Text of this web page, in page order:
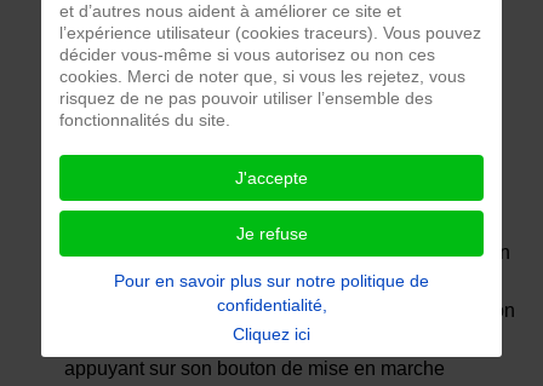
Lorsqu’on branche le chargeur de l’enceinte sur son
connecteur J de charge, les témoins lumineux de
charge ne se mettent pas en marche. Il n’est pas non
plus possible de mettre en marche l’enceinte en
appuyant sur son bouton de mise en marche
et d’autres nous aident à améliorer ce site et
l’expérience utilisateur (cookies traceurs). Vous pouvez
décider vous-même si vous autorisez ou non ces
cookies. Merci de noter que, si vous les rejetez, vous
risquez de ne pas pouvoir utiliser l’ensemble des
fonctionnalités du site.
J'accepte
Je refuse
Pour en savoir plus sur notre politique de
confidentialité,
Cliquez ici